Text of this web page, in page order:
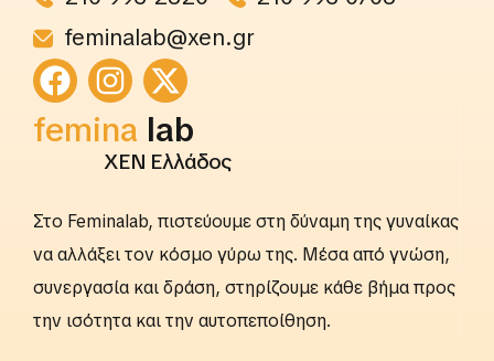
feminalab@xen.gr
femina
lab
rightslab
ΧΕΝ Ελλάδος
Στο Feminalab, πιστεύουμε στη δύναμη της γυναίκας
να αλλάξει τον κόσμο γύρω της. Μέσα από γνώση,
συνεργασία και δράση, στηρίζουμε κάθε βήμα προς
την ισότητα και την αυτοπεποίθηση.